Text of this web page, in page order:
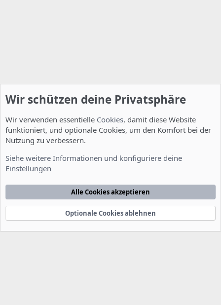
Nutzungsbedingungen Datenschutzerklärung
Startseite
e
Community platform by XenForo® © 2010-2022 XenForo Ltd.
xenDach©2010-2014
Wir schützen deine Privatsphäre
Wir verwenden essentielle Cookies, damit diese Website
funktioniert, und optionale Cookies, um den Komfort bei der
Nutzung zu verbessern.
Siehe weitere Informationen und konfiguriere deine
Einstellungen
Alle Cookies akzeptieren
Optionale Cookies ablehnen